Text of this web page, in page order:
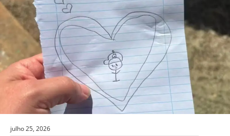
julho 25, 2026